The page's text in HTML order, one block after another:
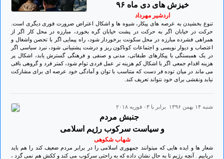
خیزش های دی ماه ۹۶
اردشیر مهرداد
تنوع بخشیدن به عرصه های پیکار، شیوه ها و اشکال اعتراض ضرورت فوری دیگری است.
حرکت در خیابان اگر به حرکت در پشت خیابان گره بخورد، مبارزه در محل کار اگر از
همراهی فشرده مبارزه در محل سکونت برخوردار شود، راه پیمایی اگر با تحصن واشغال و
اعتصاب و دیوار نویسی و اجتماعات کوناکون ریز و درشت پشتیبانی شود، نبرد سیاسی اگر
در یک همبستگی با پیکارهای طبقاتی، مدنی و صنفی و فرهنگی گسترش یابد، اشکال پر
هزینه اقدام جمعی اگر با اشکال کم هزینه تر عمل فردی توام شود، کمتر فرد و گروهی باقی
می ماند در میان توده فر دست که متناسب با توان و آمادگی خود عرصه ای برای مشارکت
نیابد ونقشی برای خود نتواند تعریف کند.
شنبه ۱۴ بهمن ۱۳۹۶ برابر با ۰۳ فوريه ۲۰۱۸
جنبش مردم
و سیاست سرکوب رژیم اسلامی
شهاب شکوهی
شعار ها و ایده هایی که میتوانند جمهوری اسلامی را در برابر مردم ضعیف کند را هم باید
دریابیم . آنچه رژیم تا به حال نشان داده که به راحتی سرکوب می کند و ککش هم نمی گزد ،